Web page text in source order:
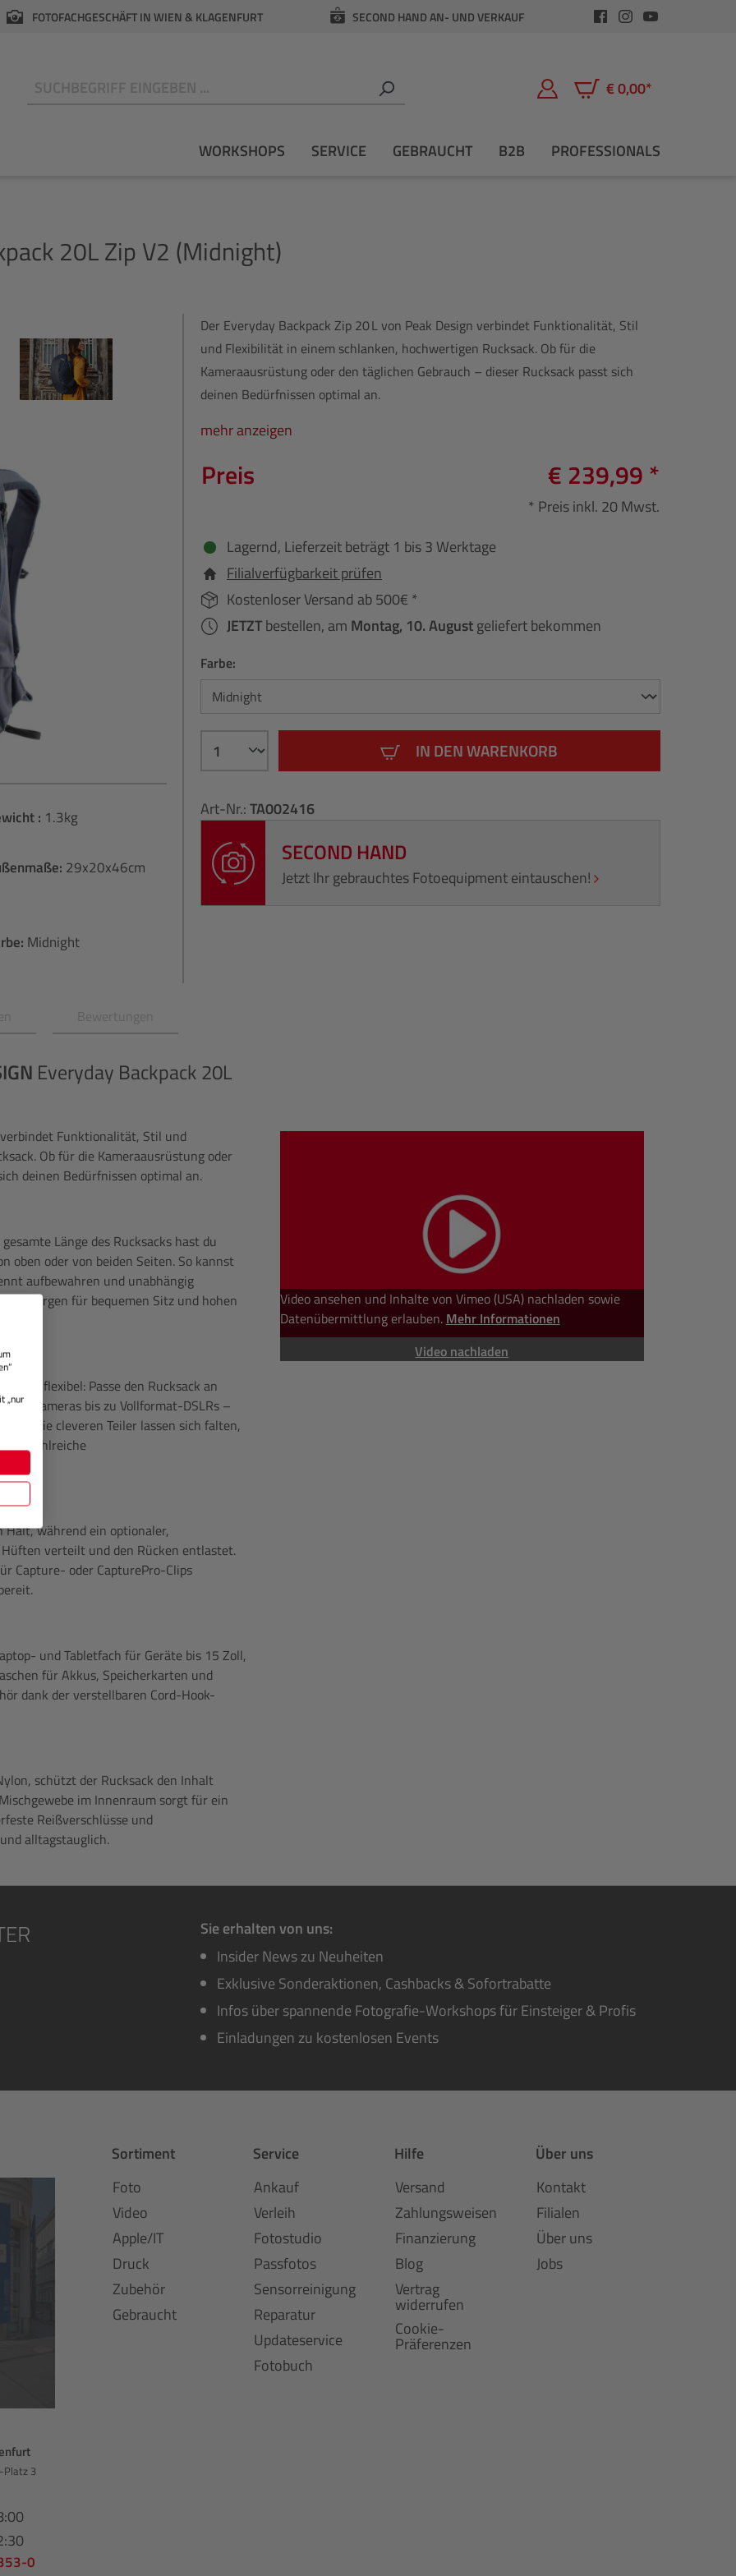
FOTOFACHGESCHÄFT IN WIEN & KLAGENFURT SECOND HAND AN- UND VERKAUF
€ 0,00*
Warenkorb enthält 0
WORKSHOPS SERVICE GEBRAUCHT B2B PROFESSIONALS
20L Zip V2 (Midnight)
: 1.3kg
29x20x46cm
Midnight
Der Everyday Backpack Zip 20 L von Peak Design verbindet Funktionalität, Stil
und Flexibilität in einem schlanken, hochwertigen Rucksack. Ob für die
Kameraausrüstung oder den täglichen Gebrauch – dieser Rucksack passt sich
deinen Bedürfnissen optimal an.
mehr anzeigen
Preis € 239,99 *
* Preis inkl. 20 Mwst.
Lagernd, Lieferzeit beträgt 1 bis 3 Werktage
Filialverfügbarkeit prüfen
Kostenloser Versand ab 500€ *
JETZTbestellen, am Montag, 10. Augustgeliefert bekommen
Farbe:
IN DEN WARENKORB
Art-Nr.:TA002416
SECOND HAND
Jetzt Ihr gebrauchtes Fotoequipment eintauschen!
Bewertungen
Everyday Backpack 20L
verbindet Funktionalität, Stil und
Ob für die Kameraausrüstung oder
deinen Bedürfnissen optimal an.
Länge des Rucksacks hast du
oben oder von beiden Seiten. So kannst
aufbewahren und unabhängig
sorgen für bequemen Sitz und hohen
flexibel: Passe den Rucksack an
bis zu Vollformat-DSLRs –
Die cleveren Teiler lassen sich falten,
zahlreiche
während ein optionaler,
verteilt und den Rücken entlastet.
Capture- oder CapturePro-Clips
und Tabletfach für Geräte bis 15 Zoll,
für Akkus, Speicherkarten und
dank der verstellbaren Cord-Hook-
schützt der Rucksack den Inhalt
im Innenraum sorgt für ein
Reißverschlüsse und
alltagstauglich.
Video ansehen und Inhalte von Vimeo (USA) nachladen sowie
Datenübermittlung erlauben. Mehr Informationen
Video nachladen
Sie erhalten von uns:
Insider News zu Neuheiten
Exklusive Sonderaktionen, Cashbacks & Sofortrabatte
Infos über spannende Fotografie-Workshops für Einsteiger & Profis
Einladungen zu kostenlosen Events
Platz 3
0
Sortiment
Foto
Video
Apple/IT
Druck
Zubehör
Gebraucht
Service
Ankauf
Verleih
Fotostudio
Passfotos
Sensorreinigung
Reparatur
Updateservice
Fotobuch
Hilfe
Versand
Zahlungsweisen
Finanzierung
Blog
Vertrag
widerrufen
Cookie-
Präferenzen
Über uns
Kontakt
Filialen
Über uns
Jobs
„nur